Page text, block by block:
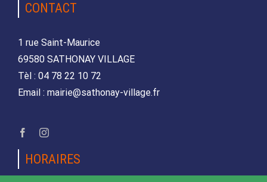
CONTACT
1 rue Saint-Maurice
69580 SATHONAY VILLAGE
Tèl : 04 78 22 10 72
Email : mairie@sathonay-village.fr
HORAIRES